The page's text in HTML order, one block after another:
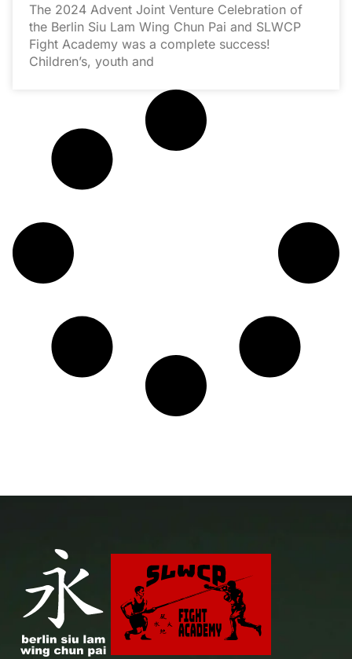
The 2024 Advent Joint Venture Celebration of
the Berlin Siu Lam Wing Chun Pai and SLWCP
Fight Academy was a complete success!
Children’s, youth and